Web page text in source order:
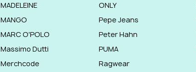
MADELEINE
MANGO
MARC O'POLO
Massimo Dutti
Merchcode
ONLY
Pepe Jeans
Peter Hahn
PUMA
Ragwear